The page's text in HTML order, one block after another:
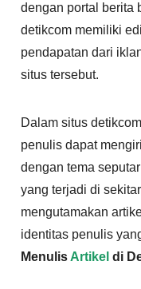
dengan portal berita
detikcom memiliki
pendapatan dari
situs tersebut.
Dalam situs
penulis dapat
dengan tema
yang terjadi di
mengutamakan
identitas penulis
Menulis Artikel di